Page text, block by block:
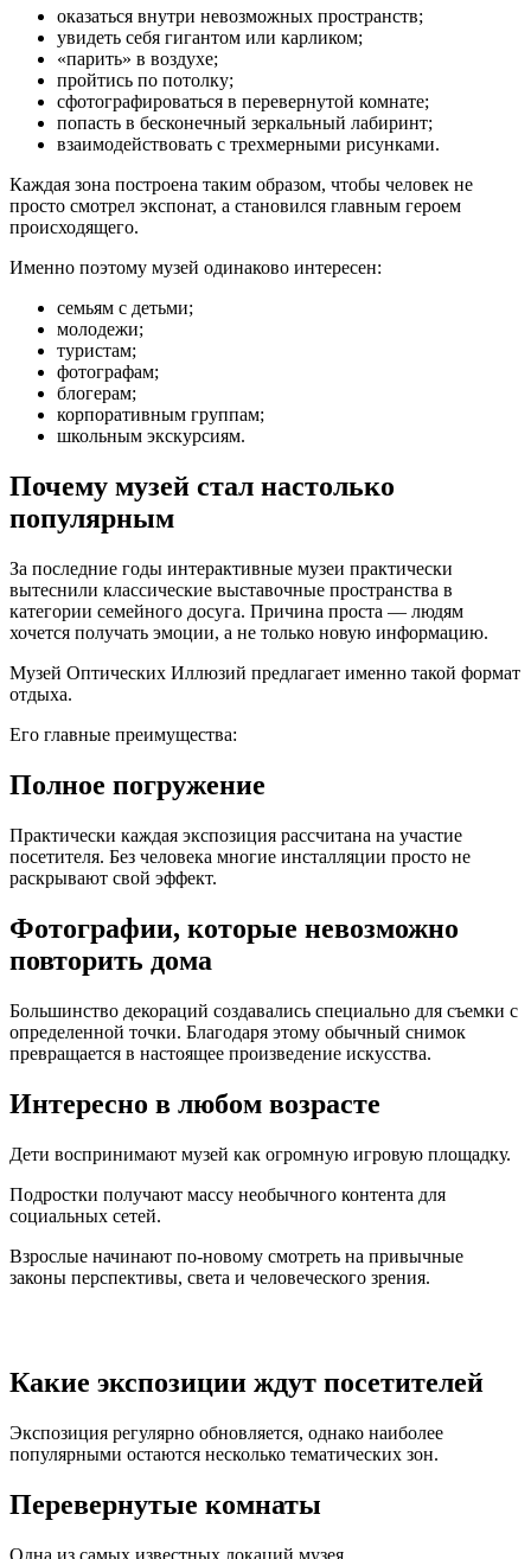
оказаться внутри невозможных пространств;
увидеть себя гигантом или карликом;
«парить» в воздухе;
пройтись по потолку;
сфотографироваться в перевернутой комнате;
попасть в бесконечный зеркальный лабиринт;
взаимодействовать с трехмерными рисунками.
Каждая зона построена таким образом, чтобы человек не
просто смотрел экспонат, а становился главным героем
происходящего.
Именно поэтому музей одинаково интересен:
семьям с детьми;
молодежи;
туристам;
фотографам;
блогерам;
корпоративным группам;
школьным экскурсиям.
Почему музей стал настолько
популярным
За последние годы интерактивные музеи практически
вытеснили классические выставочные пространства в
категории семейного досуга. Причина проста — людям
хочется получать эмоции, а не только новую информацию.
Музей Оптических Иллюзий предлагает именно такой формат
отдыха.
Его главные преимущества:
Полное погружение
Практически каждая экспозиция рассчитана на участие
посетителя. Без человека многие инсталляции просто не
раскрывают свой эффект.
Фотографии, которые невозможно
повторить дома
Большинство декораций создавались специально для съемки с
определенной точки. Благодаря этому обычный снимок
превращается в настоящее произведение искусства.
Интересно в любом возрасте
Дети воспринимают музей как огромную игровую площадку.
Подростки получают массу необычного контента для
социальных сетей.
Взрослые начинают по-новому смотреть на привычные
законы перспективы, света и человеческого зрения.
Какие экспозиции ждут посетителей
Экспозиция регулярно обновляется, однако наиболее
популярными остаются несколько тематических зон.
Перевернутые комнаты
Одна из самых известных локаций музея.